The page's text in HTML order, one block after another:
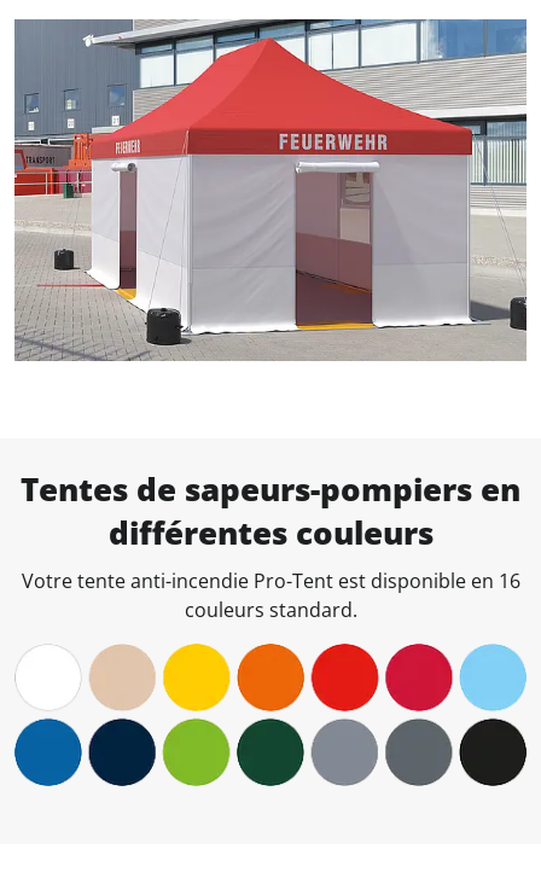
Tentes de sapeurs-pompiers en
différentes couleurs
Votre tente anti-incendie Pro-Tent est disponible en 16
couleurs standard.